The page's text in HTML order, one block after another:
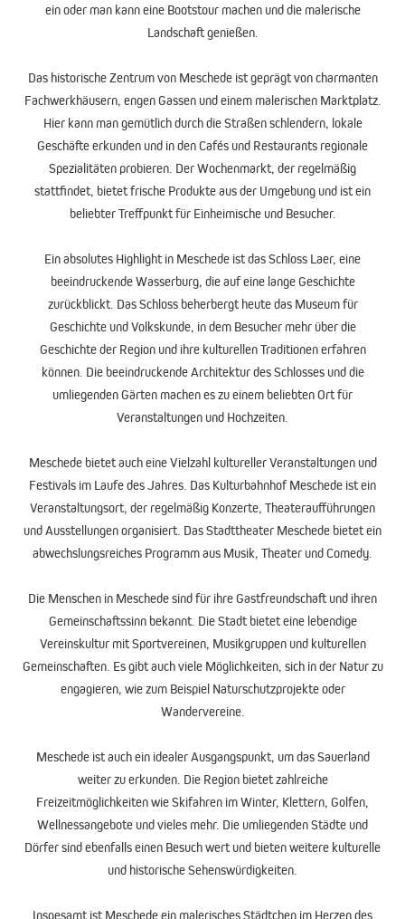
ein oder man kann eine Bootstour machen und die malerische
Landschaft genießen.
Das historische Zentrum von Meschede ist geprägt von charmanten
Fachwerkhäusern, engen Gassen und einem malerischen Marktplatz.
Hier kann man gemütlich durch die Straßen schlendern, lokale
Geschäfte erkunden und in den Cafés und Restaurants regionale
Spezialitäten probieren. Der Wochenmarkt, der regelmäßig
stattfindet, bietet frische Produkte aus der Umgebung und ist ein
beliebter Treffpunkt für Einheimische und Besucher.
Ein absolutes Highlight in Meschede ist das Schloss Laer, eine
beeindruckende Wasserburg, die auf eine lange Geschichte
zurückblickt. Das Schloss beherbergt heute das Museum für
Geschichte und Volkskunde, in dem Besucher mehr über die
Geschichte der Region und ihre kulturellen Traditionen erfahren
können. Die beeindruckende Architektur des Schlosses und die
umliegenden Gärten machen es zu einem beliebten Ort für
Veranstaltungen und Hochzeiten.
Meschede bietet auch eine Vielzahl kultureller Veranstaltungen und
Festivals im Laufe des Jahres. Das Kulturbahnhof Meschede ist ein
Veranstaltungsort, der regelmäßig Konzerte, Theateraufführungen
und Ausstellungen organisiert. Das Stadttheater Meschede bietet ein
abwechslungsreiches Programm aus Musik, Theater und Comedy.
Die Menschen in Meschede sind für ihre Gastfreundschaft und ihren
Gemeinschaftssinn bekannt. Die Stadt bietet eine lebendige
Vereinskultur mit Sportvereinen, Musikgruppen und kulturellen
Gemeinschaften. Es gibt auch viele Möglichkeiten, sich in der Natur zu
engagieren, wie zum Beispiel Naturschutzprojekte oder
Wandervereine.
Meschede ist auch ein idealer Ausgangspunkt, um das Sauerland
weiter zu erkunden. Die Region bietet zahlreiche
Freizeitmöglichkeiten wie Skifahren im Winter, Klettern, Golfen,
Wellnessangebote und vieles mehr. Die umliegenden Städte und
Dörfer sind ebenfalls einen Besuch wert und bieten weitere kulturelle
und historische Sehenswürdigkeiten.
Insgesamt ist Meschede ein malerisches Städtchen im Herzen des